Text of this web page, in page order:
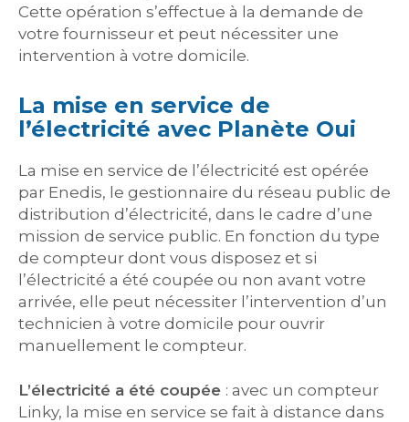
Cette opération s’effectue à la demande de
votre fournisseur et peut nécessiter une
intervention à votre domicile.
La mise en service de
l’électricité avec Planète Oui
La mise en service de l’électricité est opérée
par Enedis, le gestionnaire du réseau public de
distribution d’électricité, dans le cadre d’une
mission de service public. En fonction du type
de compteur dont vous disposez et si
l’électricité a été coupée ou non avant votre
arrivée, elle peut nécessiter l’intervention d’un
technicien à votre domicile pour ouvrir
manuellement le compteur.
L’électricité a été coupée : avec un compteur
Linky, la mise en service se fait à distance dans